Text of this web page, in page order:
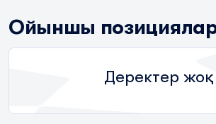
Ойыншы
Деректер жоқ